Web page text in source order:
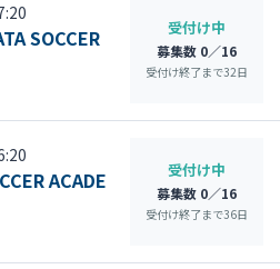
SOCCER
受付け中
募集数 0／16
受付け終了まで32日
ACADE
受付け中
募集数 0／16
受付け終了まで36日